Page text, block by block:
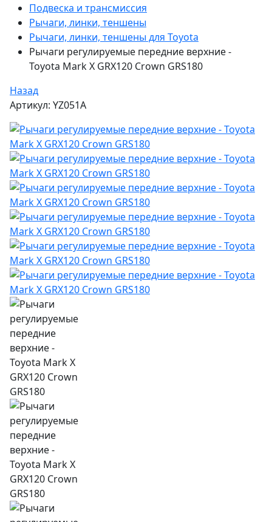
Подвеска и трансмиссия
Рычаги, линки, теншены
Рычаги, линки, теншены для Toyota
Рычаги регулируемые передние верхние -
Toyota Mark X GRX120 Crown GRS180
Назад
Артикул: YZ051A